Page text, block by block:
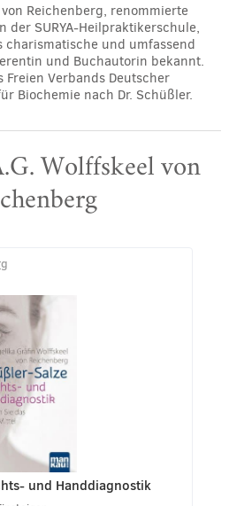
Reichenberg, renommierte
SURYA-Heilpraktikerschule,
und umfassend
und Buchautorin bekannt.
Verbands Deutscher
Biochemie nach Dr. Schüßler.
Wolffskeel von
und Handdiagnostik